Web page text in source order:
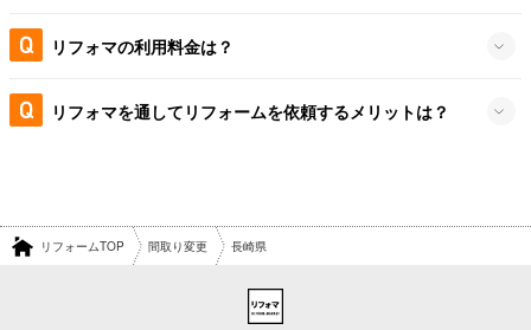
リフォマの利用料金は？
リフォマを通してリフォームを依頼するメリットは？
リフォームTOP 間取り変更 長崎県